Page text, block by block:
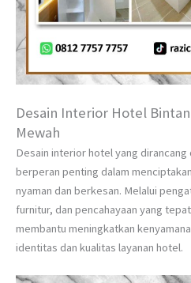
Desain Interior Hotel
Mewah
Desain interior hotel yang dirancang
berperan penting dalam
nyaman dan berkesan. Melalui
furnitur, dan pencahayaan yang
membantu meningkatkan
identitas dan kualitas layanan hotel.